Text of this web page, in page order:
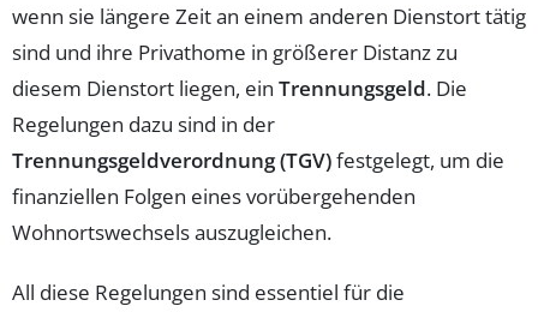
wenn sie längere Zeit an einem anderen Dienstort tätig
sind und ihre Privathome in größerer Distanz zu
diesem Dienstort liegen, ein Trennungsgeld. Die
Regelungen dazu sind in der
Trennungsgeldverordnung (TGV)festgelegt, um die
finanziellen Folgen eines vorübergehenden
Wohnortswechsels auszugleichen.
All diese Regelungen sind essentiel für die